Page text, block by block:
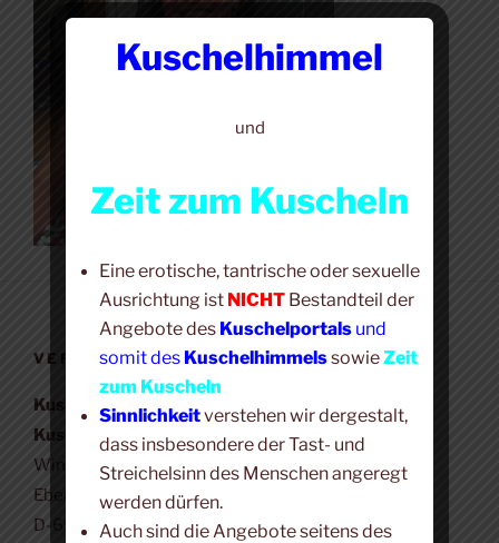
VERANTWORTLICH
Kuschelhimmel +
Kuschel-Portal
Winfried Bär
Eberbacher Str. 23
D-65346 Eltville (Erbach)
Kuschelhimmel
und
Zeit zum Kuscheln
Eine erotische, tantrische oder sexuelle
Ausrichtung ist NICHTBestandteil der
Angebote des Kuschelportals und
somit des KuschelhimmelssowieZeit
zum Kuscheln
Sinnlichkeitverstehen wir dergestalt,
dass insbesondere der Tast- und
Streichelsinn des Menschen angeregt
werden dürfen.
Auch sind die Angebote seitens des